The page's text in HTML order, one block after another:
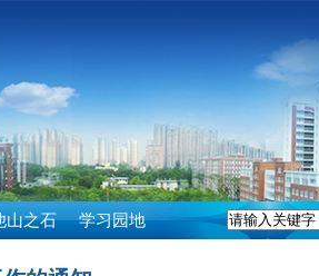
山之石 学习园地